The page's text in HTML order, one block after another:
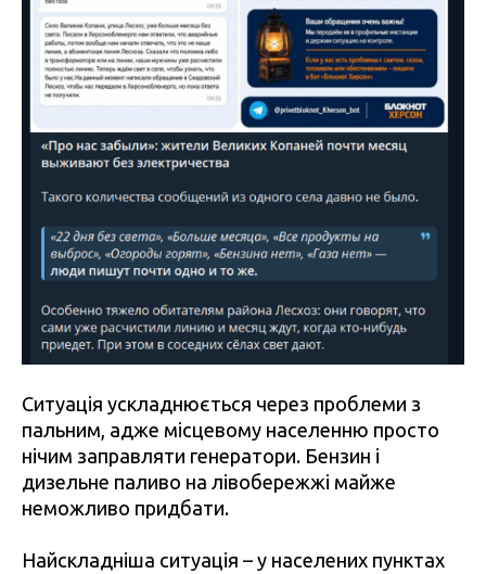
Ситуація ускладнюється через проблеми з
пальним, адже місцевому населенню просто
нічим заправляти генератори. Бензин і
дизельне паливо на лівобережжі майже
неможливо придбати.
Найскладніша ситуація – у населених пунктах